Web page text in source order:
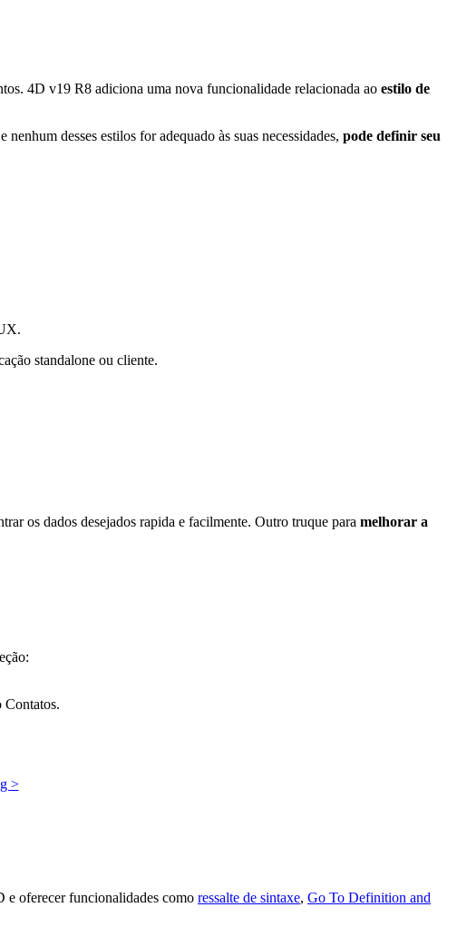
4D v19 R8 adiciona uma nova funcionalidade relacionada ao estilo de
desses estilos for adequado às suas necessidades, pode definir seu
standalone ou cliente.
os dados desejados rapida e facilmente. Outro truque para melhorar a
Contatos.
>
e oferecer funcionalidades como ressalte de sintaxe, Go To Definition and